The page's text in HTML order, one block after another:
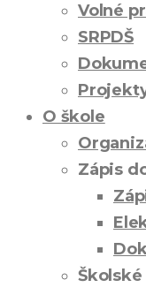
Volné
SRPDŠ
O škole
Zápis